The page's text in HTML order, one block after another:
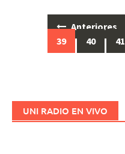
Anteriores
39
40 41
UNI RADIO EN VIVO